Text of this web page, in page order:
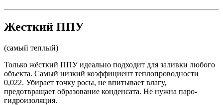
Жесткий ППУ
(самый теплый)
Только жёсткий ППУ идеально подходит для заливки любого
объекта. Самый низкий коэффициент теплопроводности
0,022. Убирает точку росы, не впитывает влагу,
предотвращает образование конденсата. Не нужна паро-
гидроизоляция.